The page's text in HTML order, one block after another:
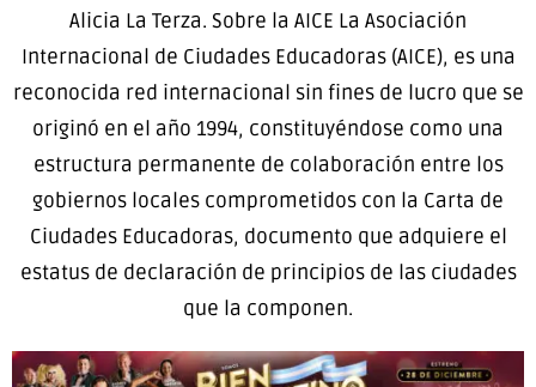
Alicia La Terza. Sobre la AICE La Asociación
Internacional de Ciudades Educadoras (AICE), es una
reconocida red internacional sin fines de lucro que se
originó en el año 1994, constituyéndose como una
estructura permanente de colaboración entre los
gobiernos locales comprometidos con la Carta de
Ciudades Educadoras, documento que adquiere el
estatus de declaración de principios de las ciudades
que la componen.